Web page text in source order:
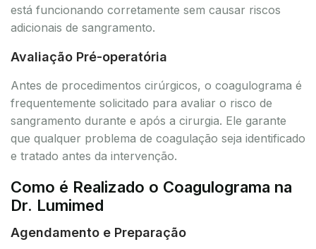
está funcionando corretamente sem causar riscos
adicionais de sangramento.
Avaliação Pré-operatória
Antes de procedimentos cirúrgicos, o coagulograma é
frequentemente solicitado para avaliar o risco de
sangramento durante e após a cirurgia. Ele garante
que qualquer problema de coagulação seja identificado
e tratado antes da intervenção.
Como é Realizado o Coagulograma na
Dr. Lumimed
Agendamento e Preparação